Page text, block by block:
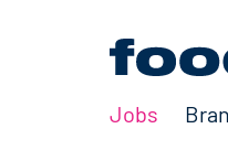
Jobs